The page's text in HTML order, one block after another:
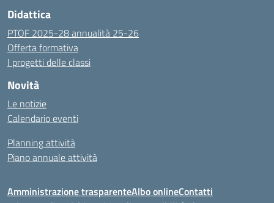
Didattica
PTOF 2025-28 annualità 25-26
Offerta formativa
I progetti delle classi
Novità
Le notizie
Calendario eventi
Planning attività
Piano annuale attività
Amministrazione trasparenteAlbo onlineContatti